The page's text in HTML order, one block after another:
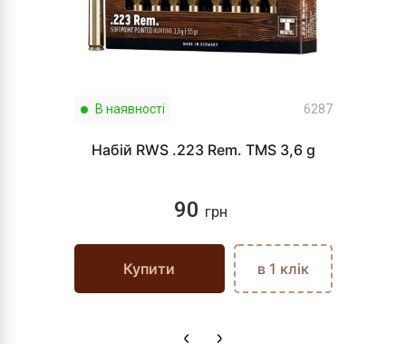
В наявності 6287
Набій RWS .223 Rem. TMS 3,6 g
90 грн
Купити в 1 клік